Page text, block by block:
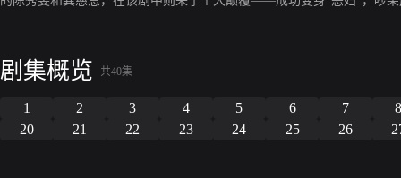
诚和信任，演绎一出出精彩的人与人之间的真诚故事。
剧集概览 共40集
1 2 3 4 5 6 7
20
21 22 23 24 25 26